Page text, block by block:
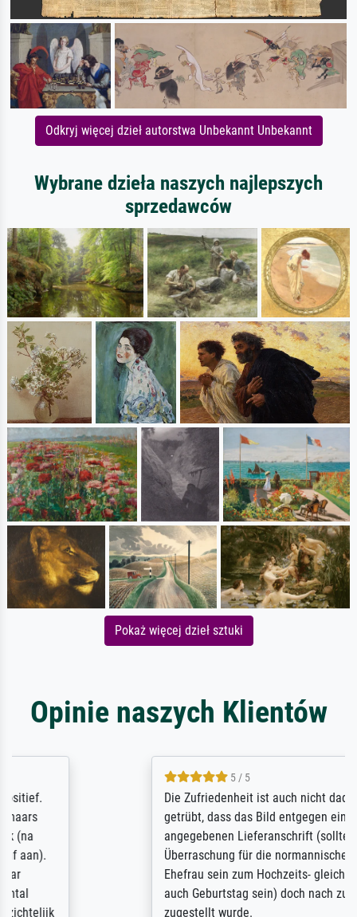
Odkryj więcej dzieł autorstwa Unbekannt Unbekannt
Wybrane dzieła naszych najlepszych
sprzedawców
Pokaż więcej dzieł sztuki
Opinie naszych Klientów
Die Zufriedenheit ist auch nicht dadurch
getrübt, dass das Bild entgegen einer
angegebenen Lieferanschrift (sollte eine
Überraschung für die normannische
Ehefrau sein zum Hochzeits- gleichzeitig
auch Geburtstag sein) doch nach zu Hause